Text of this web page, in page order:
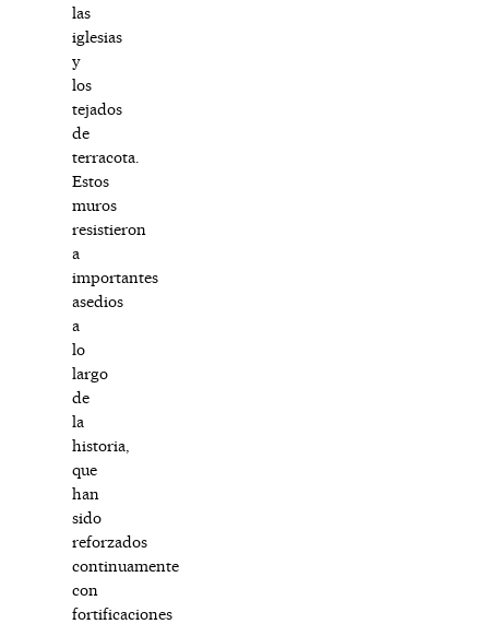
las
iglesias
y
los
tejados
de
terracota.
Estos
muros
resistieron
a
importantes
asedios
a
lo
largo
de
la
historia,
que
han
sido
reforzados
continuamente
con
fortificaciones